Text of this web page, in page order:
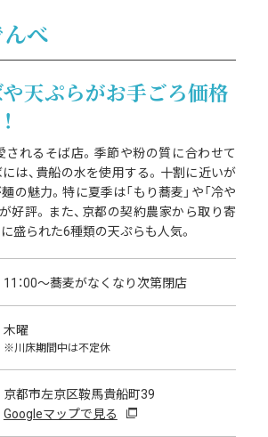
べ
や天ぷらがお手ごろ価格
れるそば店。季節や粉の質に合わせて
は、貴船の水を使用する。十割に近いが
の魅力。特に夏季は「もり蕎麦」や「冷や
好評。また、京都の契約農家から取り寄
盛られた6種類の天ぷらも人気。
11：00～蕎麦がなくなり次第閉店
木曜
※川床期間中は不定休
京都市左京区鞍馬貴船町39
Googleマップで見る